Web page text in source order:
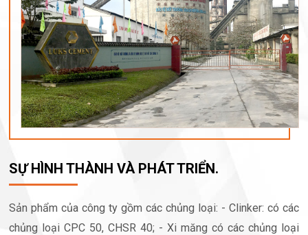
SỰ HÌNH THÀNH VÀ PHÁT TRIỂN.
Sản phẩm của công ty gồm các chủng loại: - Clinker: có các
chủng loại CPC 50, CHSR 40; - Xi măng có các chủng loại